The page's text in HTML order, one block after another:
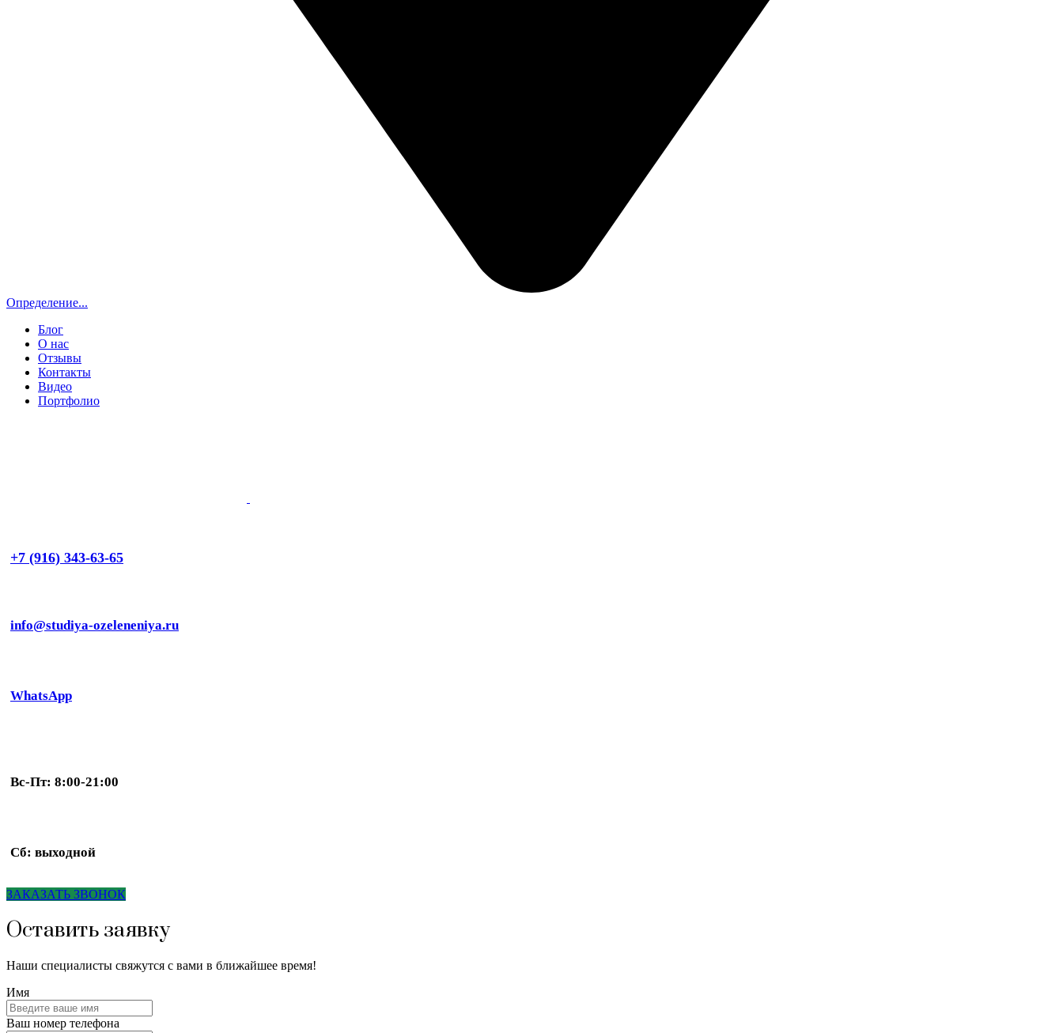
Определение...
Блог
О нас
Отзывы
Контакты
Видео
Портфолио
+7 (916) 343-63-65
info@studiya-ozeleneniya.ru
WhatsApp
Вс-Пт: 8:00-21:00
Сб: выходной
ЗАКАЗАТЬ ЗВОНОК
Оставить заявку
Наши специалисты свяжутся с вами в ближайшее время!
Имя
Ваш номер телефона